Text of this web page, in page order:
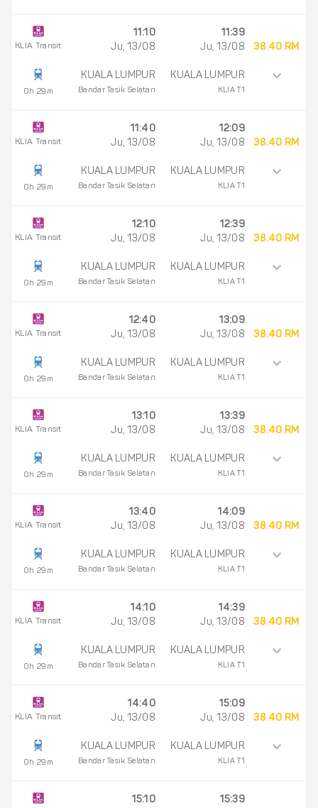
KLIA Transit
0h 29m
11:10
Ju, 13/08
KUALA LUMPUR
Bandar Tasik Selatan
11:39
Ju, 13/08
KUALA LUMPUR
KLIA T1
38.40 RM
KLIA Transit
0h 29m
11:40
Ju, 13/08
KUALA LUMPUR
Bandar Tasik Selatan
12:09
Ju, 13/08
KUALA LUMPUR
KLIA T1
38.40 RM
KLIA Transit
0h 29m
12:10
Ju, 13/08
KUALA LUMPUR
Bandar Tasik Selatan
12:39
Ju, 13/08
KUALA LUMPUR
KLIA T1
38.40 RM
KLIA Transit
0h 29m
12:40
Ju, 13/08
KUALA LUMPUR
Bandar Tasik Selatan
13:09
Ju, 13/08
KUALA LUMPUR
KLIA T1
38.40 RM
KLIA Transit
0h 29m
13:10
Ju, 13/08
KUALA LUMPUR
Bandar Tasik Selatan
13:39
Ju, 13/08
KUALA LUMPUR
KLIA T1
38.40 RM
KLIA Transit
0h 29m
13:40
Ju, 13/08
KUALA LUMPUR
Bandar Tasik Selatan
14:09
Ju, 13/08
KUALA LUMPUR
KLIA T1
38.40 RM
KLIA Transit
0h 29m
14:10
Ju, 13/08
KUALA LUMPUR
Bandar Tasik Selatan
14:39
Ju, 13/08
KUALA LUMPUR
KLIA T1
38.40 RM
KLIA Transit
0h 29m
14:40
Ju, 13/08
KUALA LUMPUR
Bandar Tasik Selatan
15:09
Ju, 13/08
KUALA LUMPUR
KLIA T1
38.40 RM
15:10
15:39